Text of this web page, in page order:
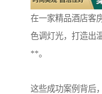
在一家精品酒店客
色调灯光，打造出
**。
这些成功案例背后